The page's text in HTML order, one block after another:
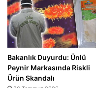
Bakanlık Duyurdu: Ünlü
Peynir Markasında Riskli
Ürün Skandalı